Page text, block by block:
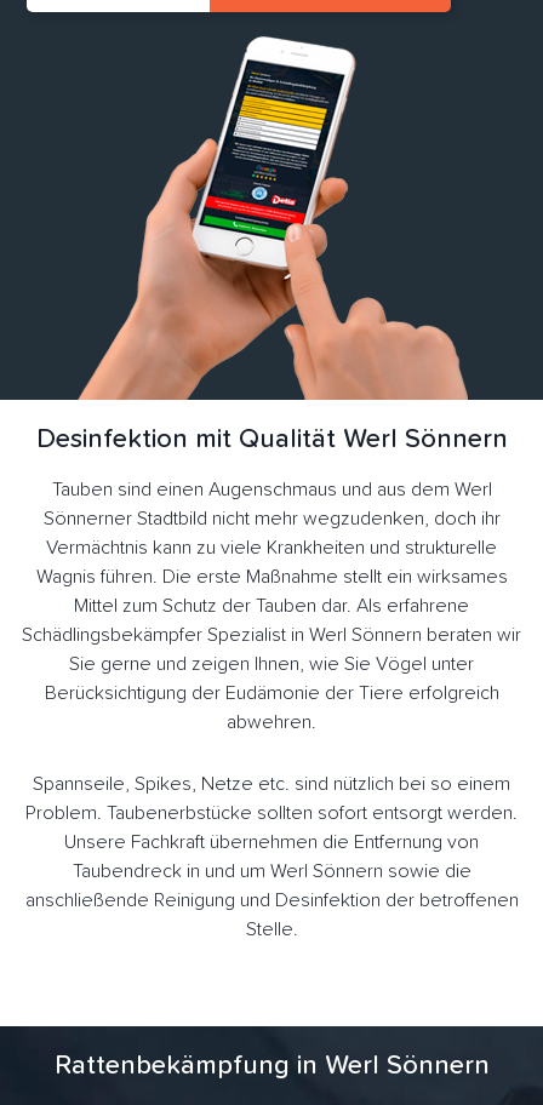
Desinfektion mit Qualität Werl Sönnern
Tauben sind einen Augenschmaus und aus dem Werl
Sönnerner Stadtbild nicht mehr wegzudenken, doch ihr
Vermächtnis kann zu viele Krankheiten und strukturelle
Wagnis führen. Die erste Maßnahme stellt ein wirksames
Mittel zum Schutz der Tauben dar. Als erfahrene
Schädlingsbekämpfer Spezialist in Werl Sönnern beraten wir
Sie gerne und zeigen Ihnen, wie Sie Vögel unter
Berücksichtigung der Eudämonie der Tiere erfolgreich
abwehren.
Spannseile, Spikes, Netze etc. sind nützlich bei so einem
Problem. Taubenerbstücke sollten sofort entsorgt werden.
Unsere Fachkraft übernehmen die Entfernung von
Taubendreck in und um Werl Sönnern sowie die
anschließende Reinigung und Desinfektion der betroffenen
Stelle.
Rattenbekämpfung in Werl Sönnern